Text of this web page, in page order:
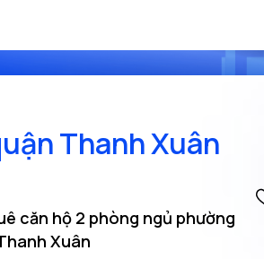
Thanh Xuân
căn hộ 2 phòng ngủ phường
Xuân